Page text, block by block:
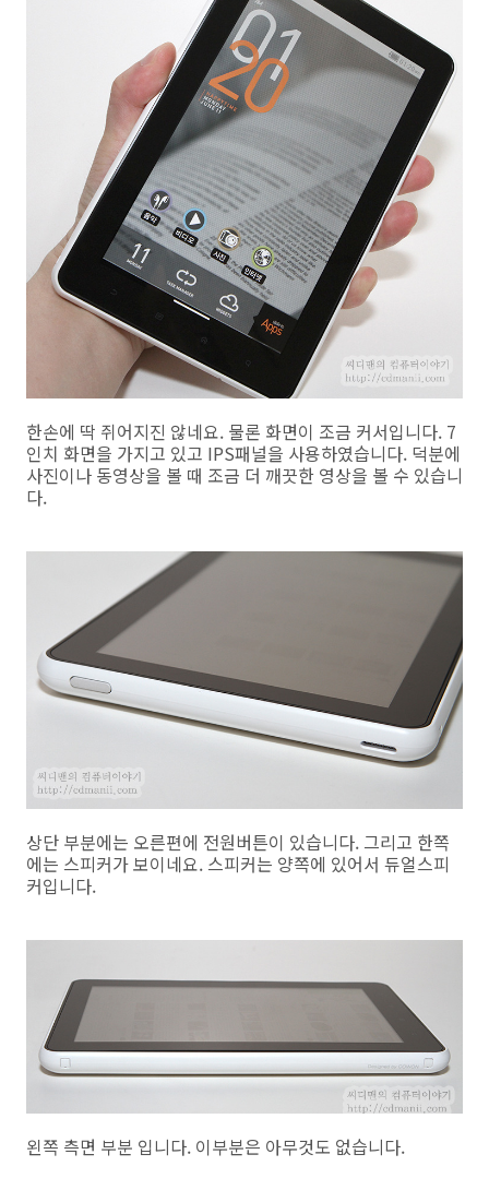
한손에 딱 쥐어지진 않네요. 물론 화면이 조금 커서입니다. 7
인치 화면을 가지고 있고 IPS패널을 사용하였습니다. 덕분에
사진이나 동영상을 볼 때 조금 더 깨끗한 영상을 볼 수 있습니
다.
상단 부분에는 오른편에 전원버튼이 있습니다. 그리고 한쪽
에는 스피커가 보이네요. 스피커는 양쪽에 있어서 듀얼스피
커입니다.
왼쪽 측면 부분 입니다. 이부분은 아무것도 없습니다.